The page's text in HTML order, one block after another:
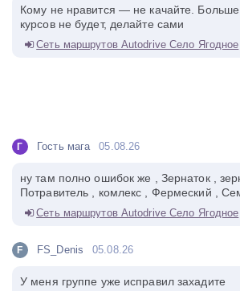
Кому не нравится — не качайте.
курсов не будет, делайте сами
Сеть маршрутов Autodrive Село Ягодное
Г Гость мага 05.08.26
ну там полно ошибок же , Зернаток ,
Потравитель , комлекс , Фермеский ,
Сеть маршрутов Autodrive Село Ягодное
F FS_Denis 05.08.26
У меня группе уже исправил захадите